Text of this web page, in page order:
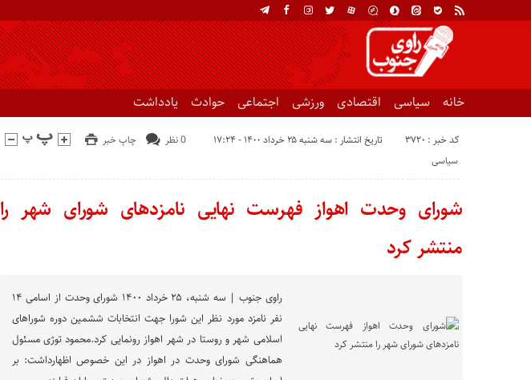
خانه سیاسی اقتصادی ورزشی اجتماعی حوادث یادداشت
کد خبر : 3720 تاریخ انتشار : سه شنبه ۲۵ خرداد ۱۴۰۰ - ۱۷:۲۴ چاپ خبر
0 نظر
سیاسی
شورای وحدت اهواز فهرست نهایی نامزدهای شورای شهر را
منتشر کرد
راوی جنوب | سه شنبه، ۲۵ خرداد ۱۴۰۰ شورای وحدت از اسامی ۱۴
نفر نامزد مورد نظر این شورا جهت انتخابات ششمین دوره شوراهای
اسلامی شهر و روستا در شهر اهواز رونمایی کرد.محمود توژی مسئول
هماهنگی شورای وحدت در اهواز در این خصوص اظهارداشت: بر